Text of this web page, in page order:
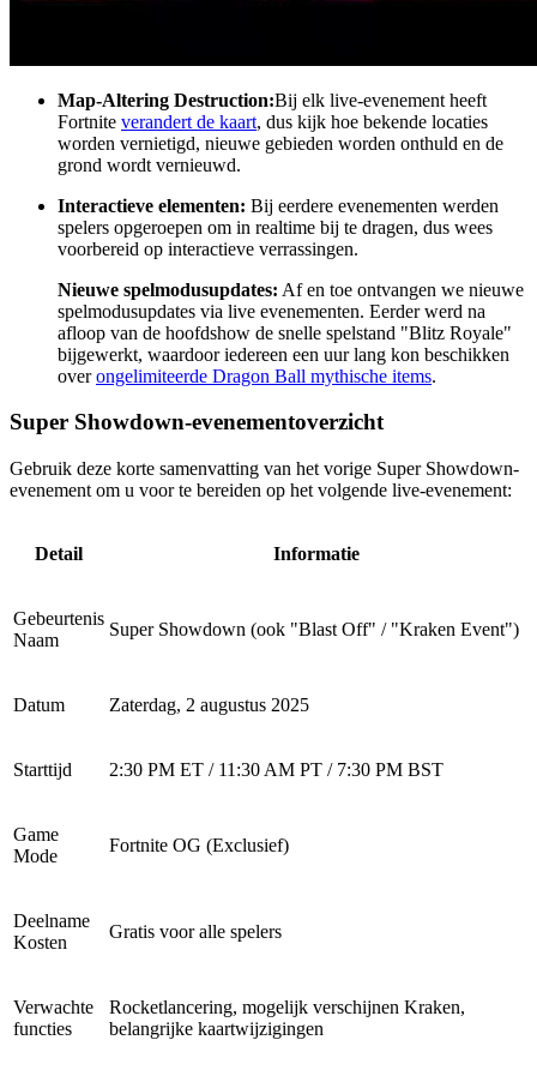
Map-Altering Destruction:Bij elk live-evenement heeft
Fortnite verandert de kaart, dus kijk hoe bekende locaties
worden vernietigd, nieuwe gebieden worden onthuld en de
grond wordt vernieuwd.
Interactieve elementen: Bij eerdere evenementen werden
spelers opgeroepen om in realtime bij te dragen, dus wees
voorbereid op interactieve verrassingen.
Nieuwe spelmodusupdates: Af en toe ontvangen we nieuwe
spelmodusupdates via live evenementen. Eerder werd na
afloop van de hoofdshow de snelle spelstand "Blitz Royale"
bijgewerkt, waardoor iedereen een uur lang kon beschikken
overongelimiteerde Dragon Ball mythische items.
Super Showdown-evenementoverzicht
Gebruik deze korte samenvatting van het vorige Super Showdown-
evenement om u voor te bereiden op het volgende live-evenement:
Detail Informatie
Gebeurtenis
Naam
Super Showdown (ook "Blast Off" / "Kraken Event")
Datum Zaterdag, 2 augustus 2025
Starttijd 2:30 PM ET / 11:30 AM PT / 7:30 PM BST
Game
Mode
Fortnite OG (Exclusief)
Deelname
Kosten
Gratis voor alle spelers
Verwachte
functies
Rocketlancering, mogelijk verschijnen Kraken,
belangrijke kaartwijzigingen